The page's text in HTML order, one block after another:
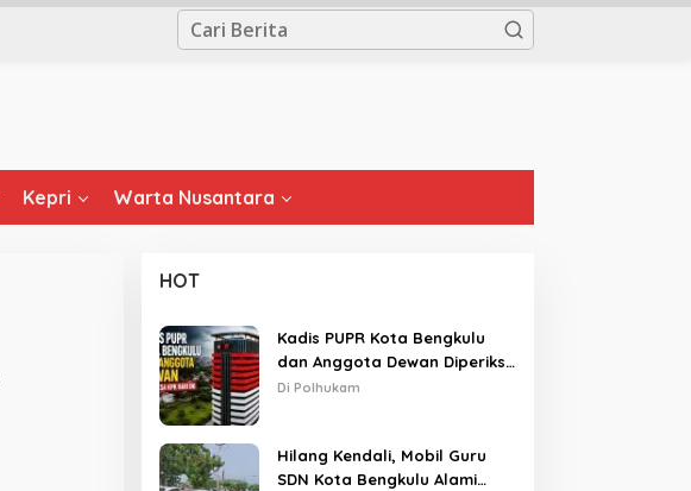
Kepri Warta Nusantara
HOT
Kadis PUPR Kota Bengkulu
dan Anggota Dewan Diperiksa
KPK Hari Ini
Di Polhukam
Hilang Kendali, Mobil Guru
SDN Kota Bengkulu Alami